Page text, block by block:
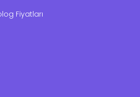
Fiyatları